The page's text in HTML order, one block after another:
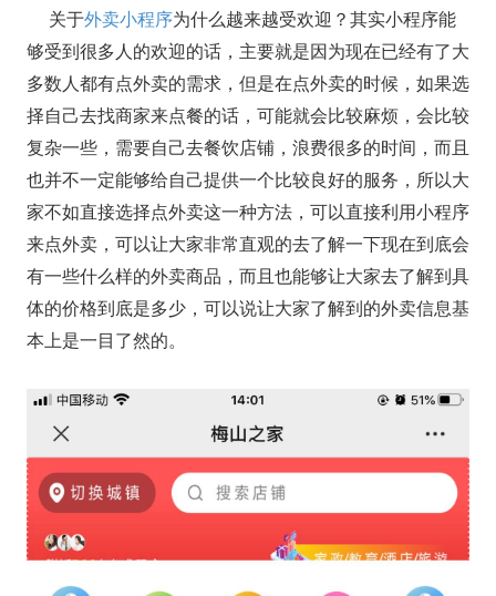
关于外卖小程序为什么越来越受欢迎？其实小程序能
够受到很多人的欢迎的话，主要就是因为现在已经有了大
多数人都有点外卖的需求，但是在点外卖的时候，如果选
择自己去找商家来点餐的话，可能就会比较麻烦，会比较
复杂一些，需要自己去餐饮店铺，浪费很多的时间，而且
也并不一定能够给自己提供一个比较良好的服务，所以大
家不如直接选择点外卖这一种方法，可以直接利用小程序
来点外卖，可以让大家非常直观的去了解一下现在到底会
有一些什么样的外卖商品，而且也能够让大家去了解到具
体的价格到底是多少，可以说让大家了解到的外卖信息基
本上是一目了然的。